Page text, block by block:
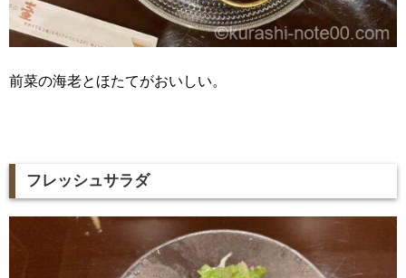
前菜の海老とほたてがおいしい。
フレッシュサラダ